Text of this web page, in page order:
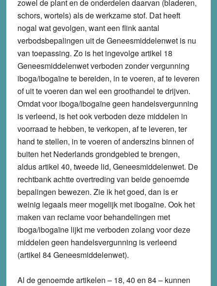
zowel de plant en de onderdelen daarvan (bladeren,
schors, wortels) als de werkzame stof. Dat heeft
nogal wat gevolgen, want een flink aantal
verbodsbepalingen uit de Geneesmiddelenwet is nu
van toepassing. Zo is het ingevolge artikel 18
Geneesmiddelenwet verboden zonder vergunning
iboga/ibogaïne te bereiden, in te voeren, af te leveren
of uit te voeren dan wel een groothandel te drijven.
Omdat voor iboga/ibogaïne geen handelsvergunning
is verleend, is het ook verboden deze middelen in
voorraad te hebben, te verkopen, af te leveren, ter
hand te stellen, in te voeren of anderszins binnen of
buiten het Nederlands grondgebied te brengen,
aldus artikel 40, tweede lid, Geneesmiddelenwet. De
rechtbank achtte overtreding van beide genoemde
bepalingen bewezen. Zie ik het goed, dan is er
weinig legaals meer mogelijk met ibogaïne. Ook het
maken van reclame voor behandelingen met
iboga/ibogaïne lijkt me verboden zolang voor deze
middelen geen handelsvergunning is verleend
(artikel 84 Geneesmiddelenwet).
Al de genoemde artikelen – 18, 40 en 84 – kunnen